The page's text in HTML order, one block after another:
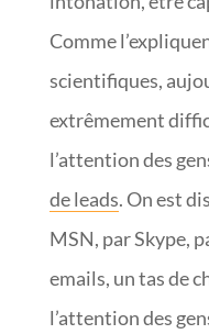
Comme
scientifiques,
extrêmement
l’attention des
de leads. On est
MSN, par Skype,
emails, un tas de
l’attention des